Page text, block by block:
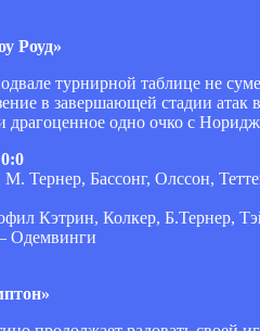
Роуд»
турнирной таблице не
в завершающей стадии
драгоценное одно очко с
Тернер, Бассонг, Олссон,
Кэтрин, Колкер, Б.Тернер,
Одемвинги